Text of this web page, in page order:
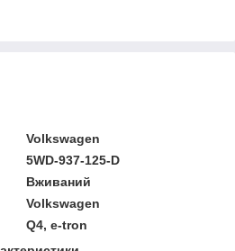
Volkswagen
5WD-937-125-D
Вживаний
Volkswagen
Q4, e-tron